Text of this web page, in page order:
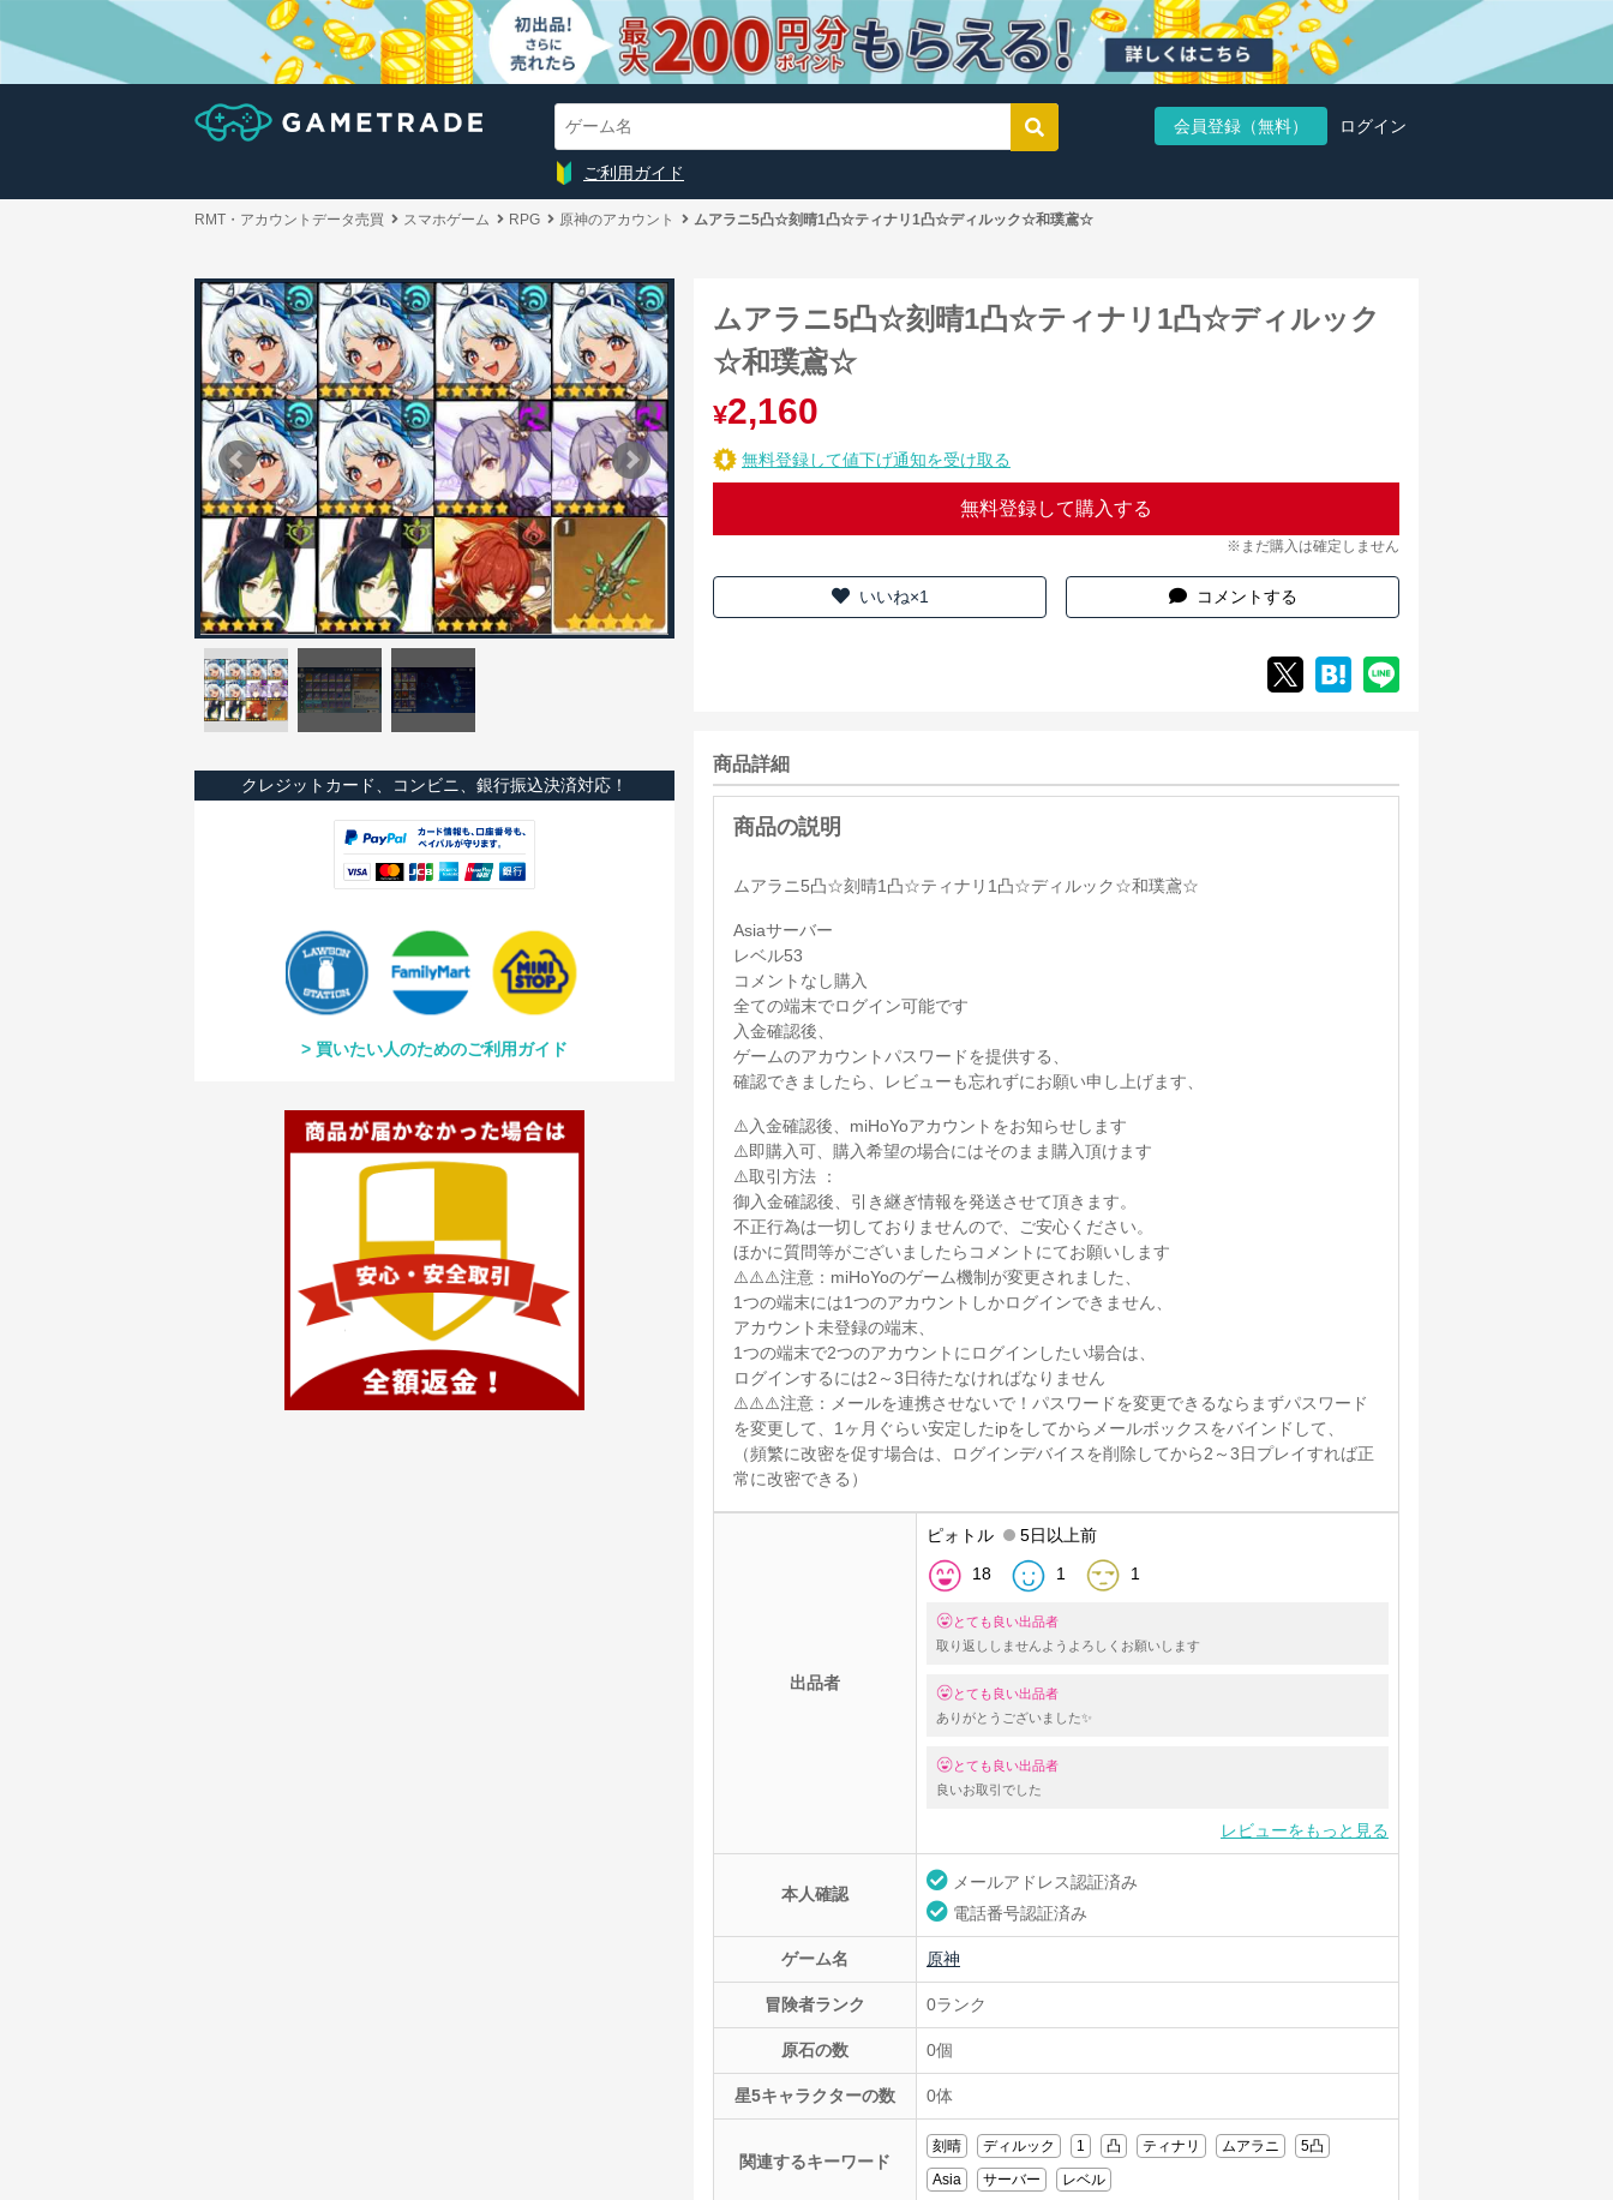
会員登録（無料） ログイン
ご利用ガイド
RMT・アカウントデータ売買 スマホゲーム RPG 原神のアカウント ムアラニ5凸☆刻晴1凸☆ティナリ1凸☆ディルック☆和璞鳶☆
クレジットカード、コンビニ、銀行振込決済対応！
買いたい人のためのご利用ガイド
ムアラニ5凸☆刻晴1凸☆ティナリ1凸☆ディルック
☆和璞鳶☆
¥2,160
無料登録して値下げ通知を受け取る
無料登録して購入する
※まだ購入は確定しません
いいね×1 コメントする
商品詳細
ムアラニ5凸☆刻晴1凸☆ティナリ1凸☆ディルック☆和璞鳶☆
Asiaサーバー
レベル53
コメントなし購入
全ての端末でログイン可能です
入金確認後、
ゲームのアカウントパスワードを提供する、
確認できましたら、レビューも忘れずにお願い申し上げます、
⚠️入金確認後、miHoYoアカウントをお知らせします
⚠️即購入可、購入希望の場合にはそのまま購入頂けます
⚠️取引方法 ：
御入金確認後、引き継ぎ情報を発送させて頂きます。
不正行為は一切しておりませんので、ご安心ください。
ほかに質問等がございましたらコメントにてお願いします
⚠️⚠️⚠️注意：miHoYoのゲーム機制が変更されました、
1つの端末には1つのアカウントしかログインできません、
アカウント未登録の端末、
1つの端末で2つのアカウントにログインしたい場合は、
ログインするには2～3日待たなければなりません
⚠️⚠️⚠️注意：メールを連携させないで！パスワードを変更できるならまずパスワード
を変更して、1ヶ月ぐらい安定したipをしてからメールボックスをバインドして、
（頻繁に改密を促す場合は、ログインデバイスを削除してから2～3日プレイすれば正
常に改密できる）
出品者
ピォトル 5日以上前
18 1 1
とても良い出品者
取り返ししませんようよろしくお願いします
とても良い出品者
ありがとうございました✨
とても良い出品者
良いお取引でした
レビューをもっと見る
本人確認
メールアドレス認証済み
電話番号認証済み
ゲーム名 原神
冒険者ランク 0ランク
原石の数 0個
星5キャラクターの数 0体
関連するキーワード
刻晴 ディルック 1 凸 ティナリ ムアラニ
5凸
Asia
サーバー レベル